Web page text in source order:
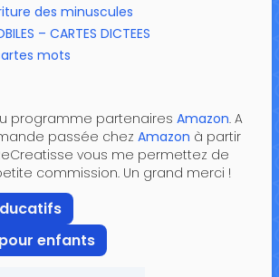
des minuscules
– CARTES DICTEES
mots
programme partenaires Amazon. A
passée chez Amazon à partir
vous me permettez de
commission. Un grand merci !
enfants